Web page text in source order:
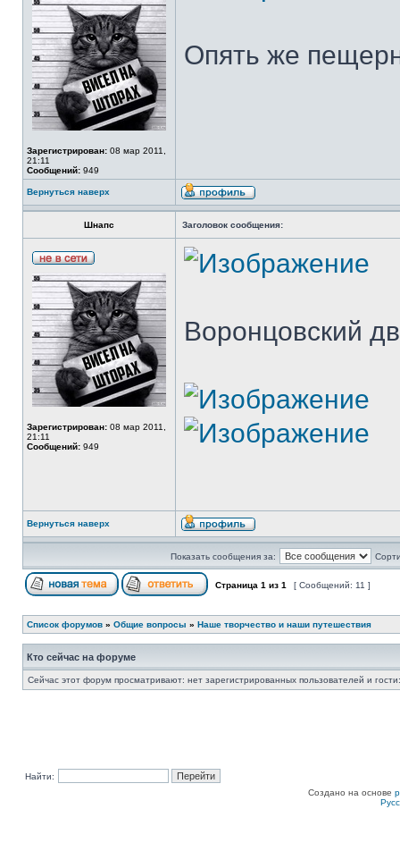
Зарегистрирован: 08 мар 2011,
21:11
Сообщений: 949
Опять же
Вернуться наверх
Шнапс Заголовок сообщения:
Зарегистрирован: 08 мар 2011,
21:11
Сообщений: 949
Воронцовский
Вернуться наверх
Показать сообщения за:
Страница 1 из 1 [ Сообщений: 11 ]
Список форумов » Общие вопросы » Наше творчество и наши путешествия
Кто сейчас на форуме
Сейчас этот форум просматривают: нет зарегистрированных пользователей и
Найти:
Создано на основе